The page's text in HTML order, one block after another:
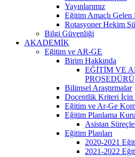
Yayınlarımız
Eğitim Amaçlı Gelen
Rotasyoner Hekim
Bilgi Güvenliği
AKADEMİK
Eğitim ve AR-GE
Birim Hakkında
EĞİTİM VE
PROSEDÜRÜ
Bilimsel Araştırmalar
Doçentlik Kriteri İçin
Eğitim ve Ar-Ge
Eğitim Planlama
Asistan
Eğitim Planları
2020-2021
2021-2022